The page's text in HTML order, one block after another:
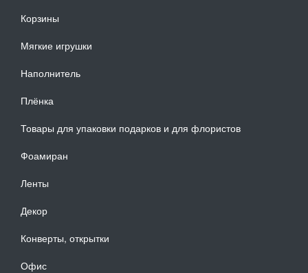
Корзины
Мягкие игрушки
Наполнитель
Плёнка
Товары для упаковки подарков и для флористов
Фоамиран
Ленты
Декор
Конверты, открытки
Офис